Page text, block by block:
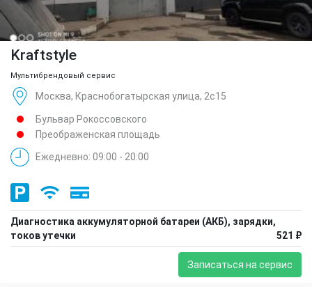
Kraftstyle
Мультибрендовый сервис
Москва, Краснобогатырская улица, 2с15
Бульвар Рокоссовского
Преображенская площадь
Ежедневно: 09:00 - 20:00
Диагностика аккумуляторной батареи (АКБ), зарядки,
токов утечки
521 ₽
Записаться на сервис